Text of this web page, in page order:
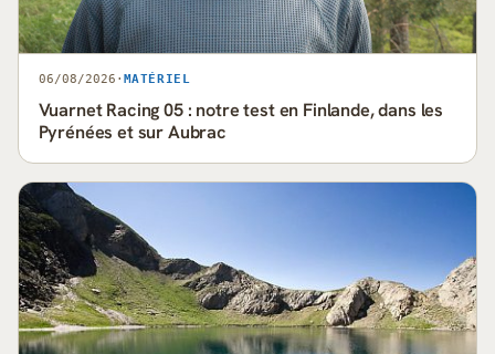
06/08/2026 · MATÉRIEL
Vuarnet Racing 05 : notre test en Finlande, dans les
Pyrénées et sur Aubrac